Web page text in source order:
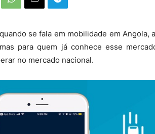
se fala em mobilidade em
para quem já conhece esse
no mercado nacional.